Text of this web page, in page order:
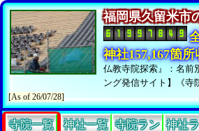
福岡県久留米
神社157,167箇
仏教寺院探索』：名前
ング発信サイト】《寺
[As of 26/07/28]
寺院一覧
神社一覧 寺院ラン 神社